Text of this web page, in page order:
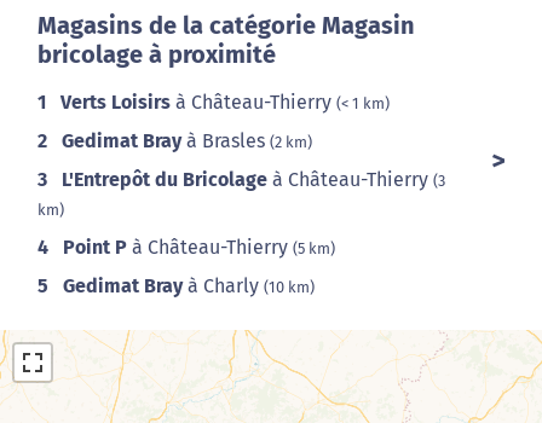
Magasins de la catégorie Magasin
bricolage à proximité
1 Verts Loisirs à Château-Thierry (< 1 km)
2 Gedimat Brayà Brasles (2 km)
3 L'Entrepôt du Bricolage à Château-Thierry (3
km)
4 Point P à Château-Thierry (5 km)
5 Gedimat Brayà Charly (10 km)